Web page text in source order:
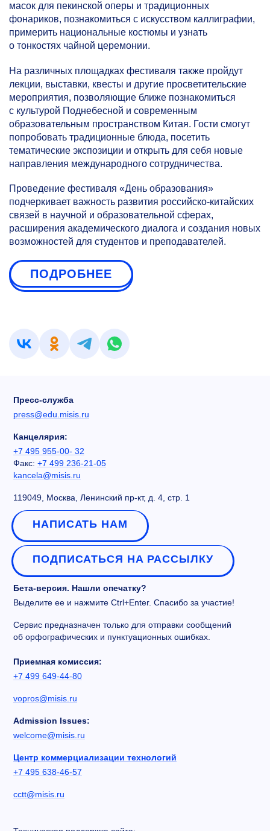
масок для пекинской оперы и традиционных
фонариков, познакомиться с искусством каллиграфии,
примерить национальные костюмы и узнать
о тонкостях чайной церемонии.
На различных площадках фестиваля также пройдут
лекции, выставки, квесты и другие просветительские
мероприятия, позволяющие ближе познакомиться
с культурой Поднебесной и современным
образовательным пространством Китая. Гости смогут
попробовать традиционные блюда, посетить
тематические экспозиции и открыть для себя новые
направления международного сотрудничества.
Проведение фестиваля «День образования»
подчеркивает важность развития российско-китайских
связей в научной и образовательной сферах,
расширения академического диалога и создания новых
возможностей для студентов и преподавателей.
ПОДРОБНЕЕ
Пресс-служба
press@edu.misis.ru
Канцелярия:
+7 495 955-00- 32
Факс: +7 499 236-21-05
kancela@misis.ru
119049, Москва, Ленинский пр-кт, д. 4, стр. 1
НАПИСАТЬ НАМ
ПОДПИСАТЬСЯ НА РАССЫЛКУ
Бета-версия. Нашли опечатку?
Выделите ее и нажмите Ctrl+Enter. Спасибо за участие!
Сервис предназначен только для отправки сообщений
об орфографических и пунктуационных ошибках.
Приемная комиссия:
+7 499 649-44-80
vopros@misis.ru
Admission Issues:
welcome@misis.ru
Центр коммерциализации технологий
+7 495 638-46-57
cctt@misis.ru